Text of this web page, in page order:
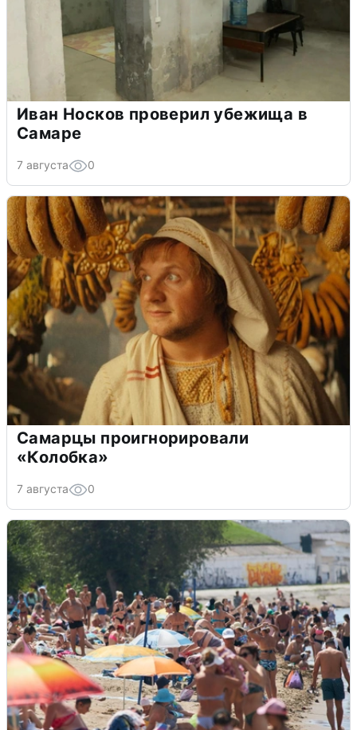
Иван Носков проверил убежища в
Самаре
7 августа 0
Самарцы проигнорировали
«Колобка»
7 августа 0